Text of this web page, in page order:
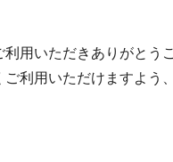
用いただきありがとう
利用いただけますよう